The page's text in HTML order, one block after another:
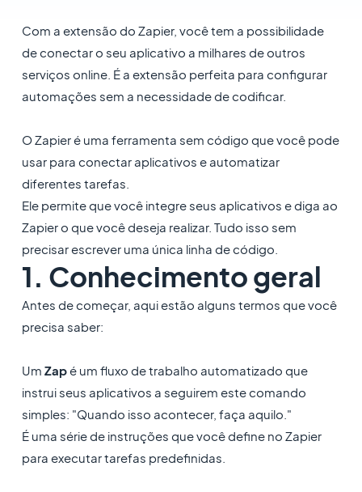
Com a extensão do Zapier, você tem a possibilidade
de conectar o seu aplicativo a milhares de outros
serviços online. É a extensão perfeita para configurar
automações sem a necessidade de codificar.
O Zapier é uma ferramenta sem código que você pode
usar para conectar aplicativos e automatizar
diferentes tarefas.
Ele permite que você integre seus aplicativos e diga ao
Zapier o que você deseja realizar. Tudo isso sem
precisar escrever uma única linha de código.
1. Conhecimento geral
Antes de começar, aqui estão alguns termos que você
precisa saber:
Um Zapé um fluxo de trabalho automatizado que
instrui seus aplicativos a seguirem este comando
simples: "Quando isso acontecer, faça aquilo."
É uma série de instruções que você define no Zapier
para executar tarefas predefinidas.